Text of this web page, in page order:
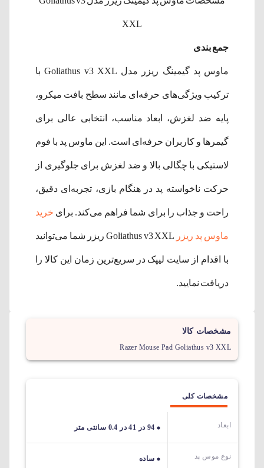
XXL
جمع بندی
ماوس پد گیمینگ ریزر مدل Goliathus v3 XXL با
ترکیب ویژگی‌های حرفه‌ای مانند سطح بافت میکرو،
پایه ضد لغزش، ابعاد مناسب، انتخابی عالی برای
گیمرها و کاربران حرفه‌ای است. این ماوس پد با فوم
لاستیکی با چگالی بالا و ضد لغزش برای جلوگیری از
حرکت ناخواسته پد در هنگام بازی، تجربه‌ای دقیق،
راحت و جذاب را برای شما فراهم می‌کند.​ برای خرید
ماوس پد ریزر Goliathus v3 XXL ریزر شما می‌توانید
با اقدام از سایت لیپک در سریع‌ترین زمان این کالا را
دریافت نمایید.
مشخصات کالا
Razer Mouse Pad Goliathus v3 XXL
مشخصات کلی
ابعاد 94 در 41 در 0.4 سانتی متر
نوع موس پد ساده